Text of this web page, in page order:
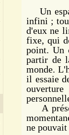
Un
infini ;
d'eux ne
fixe, qui
point. Un
partir de
monde.
il essaie
A
ne